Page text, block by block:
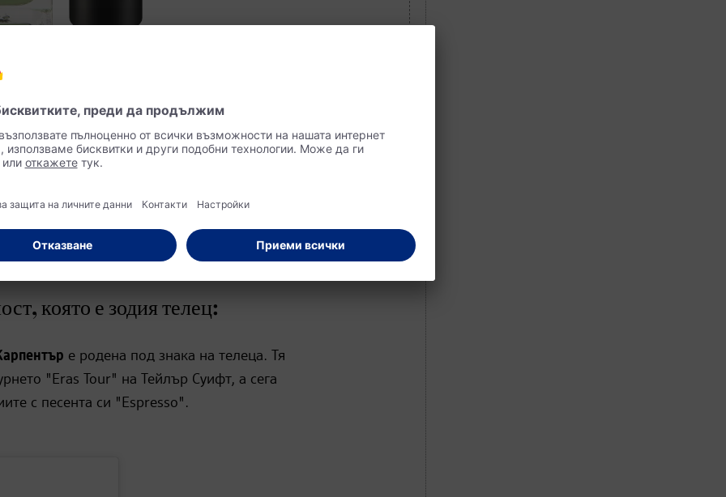
телеца
Speedy, № 600, 6 ml, 6 ml | dm България
в онлайн магазина на dm
която е зодия телец:
е родена под знака на телеца. Тя
"Eras Tour" на Тейлър Суифт, а сега
с песента си "Espresso".